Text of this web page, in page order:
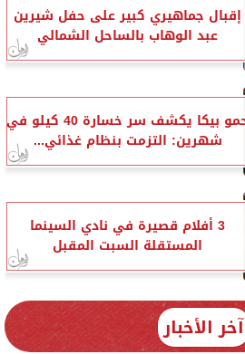
إقبال جماهيري كبير على حفل شيرين
عبد الوهاب بالساحل الشمالي
حمو بيكا يكشف سر خسارة 40 كيلو في
شهرين: التزمت بنظام غذائي...
3 أفلام قصيرة في نادي السينما
المستقلة السبت المقبل
آخر الأخبار